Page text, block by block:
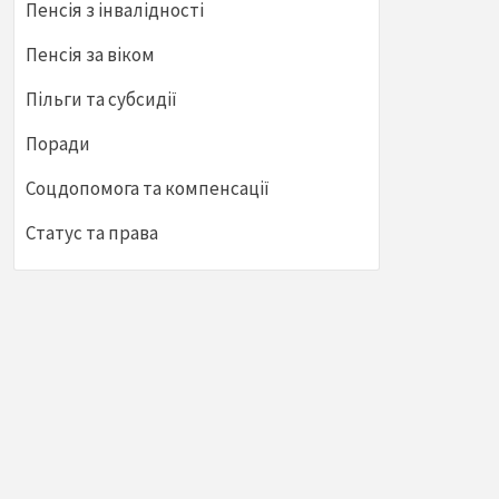
Пенсія з інвалідності
Пенсія за віком
Пільги та субсидії
Поради
Соцдопомога та компенсації
Статус та права